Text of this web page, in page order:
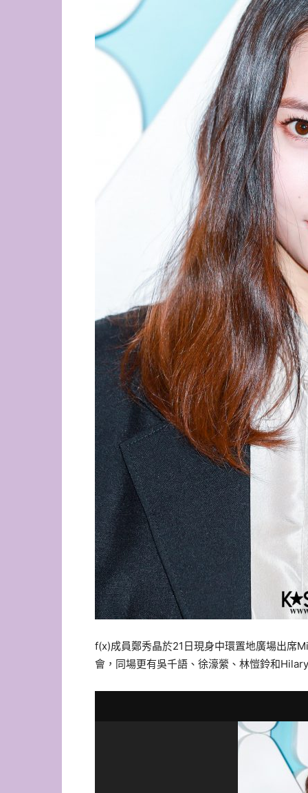
f(x)成員鄭秀晶於21日現身中環置地廣場出席
會，同場更有吳千語、徐濠縈、林愷鈴和